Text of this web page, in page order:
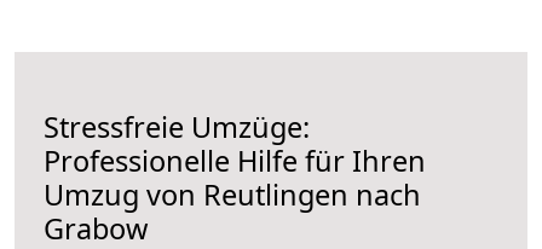
Stressfreie Umzüge:
Professionelle Hilfe für Ihren
Umzug von Reutlingen nach
Grabow